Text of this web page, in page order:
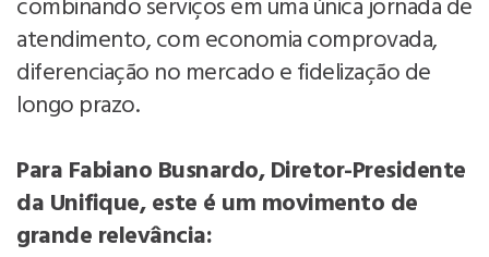
combinando serviços em uma única jornada de
atendimento, com economia comprovada,
diferenciação no mercado e fidelização de
longo prazo.
Para Fabiano Busnardo, Diretor-Presidente
da Unifique, este é um movimento de
grande relevância: